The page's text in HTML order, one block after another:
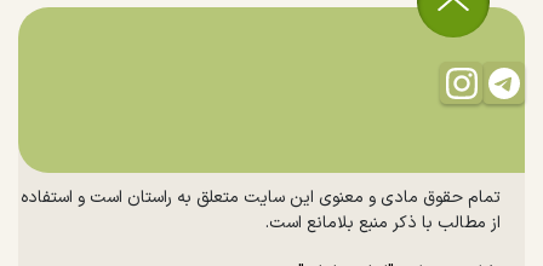
تمام حقوق مادی و معنوی این سایت متعلق به راستان است و استفاده
از مطالب با ذکر منبع بلامانع است.